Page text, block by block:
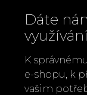
Dáte
K
e-shopu, k
vašim